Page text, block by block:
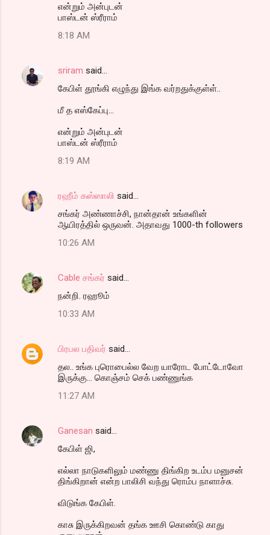
என்றும் அன்புடன்
பாஸ்டன் ஸ்ரீராம்
8:18 AM
sriram said…
கேபிள் தூங்கி எழுந்து இங்க வர்றதுக்குள்ள்..
மீ த எஸ்கேப்பு...
என்றும் அன்புடன்
பாஸ்டன் ஸ்ரீராம்
8:19 AM
ரஹீம் கஸ்ஸாலி said…
சங்கர் அண்ணாச்சி, நான்தான் உங்களின்
ஆயிரத்தில் ஒருவன். அதாவது 1000-th followers
10:26 AM
Cable சங்கர் said…
நன்றி. ரஹூம்
10:33 AM
பிரபல பதிவர் said…
தல.. உங்க புரொபைல்ல வேற யாரோட போட்டோவோ
இருக்கு... கொஞ்சம் செக் பண்ணுங்க‌
11:27 AM
Ganesan said…
கேபிள் ஜி,
எல்லா நாடுகளிலும் மண்ணு திங்கிற உடம்ப மனுசன்
திங்கிறான் என்ற பாலிசி வந்து ரொம்ப நாளாச்சு.
விடுங்க கேபிள்.
காசு இருக்கிறவன் தங்க ஊசி கொண்டு காது